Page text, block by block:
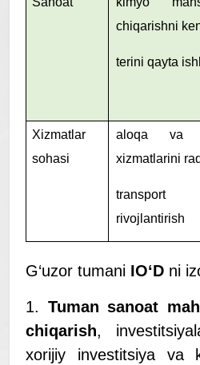
chiqarishni
terini qayta
Xizmatlar
sohasi
aloqa va
xizmatlarini
transport
rivojlantirish
G‘uzor tumani IO‘Dni
1. Tuman sanoat
chiqarish,
xorijiy investitsiya va